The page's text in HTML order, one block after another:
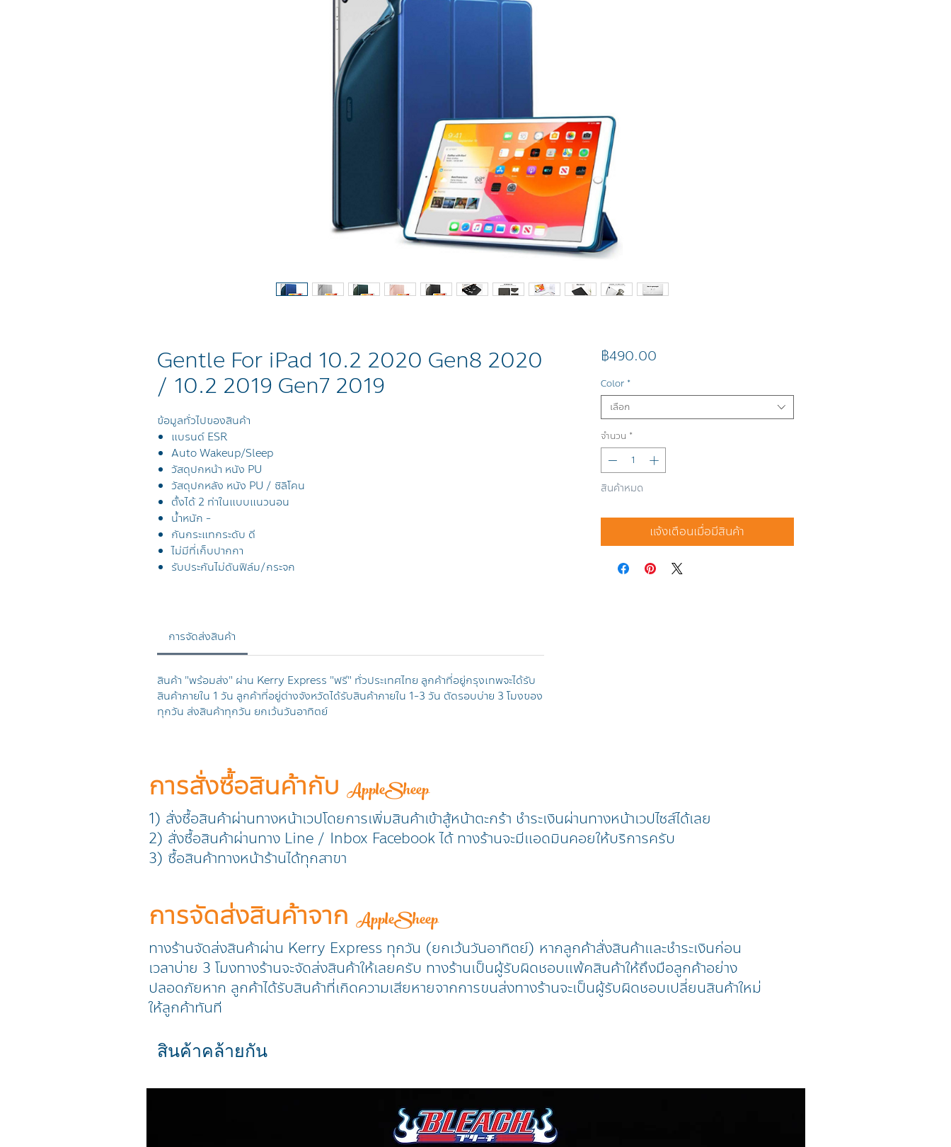
Gentle For iPad 10.2 2020 Gen8 2020
/ 10.2 2019 Gen7 2019
ข้อมูลทั่วไปของสินค้า
แบรนด์ ESR
Auto Wakeup/Sleep
วัสดุปกหน้า หนัง PU
วัสดุปกหลัง หนัง PU / ซิลิโคน
ตั้งได้ 2 ท่าในแบบแนวนอน
น้ำหนัก -
กันกระแทกระดับ ดี
ไม่มีที่เก็บปากกา
รับประกันไม่ดันฟิล์ม/กระจก
การจัดส่งสินค้า
สินค้า "พร้อมส่ง" ผ่าน Kerry Express "ฟรี" ทั่วประเทศไทย ลูกค้าที่อยู่กรุงเทพจะได้รับ
สินค้าภายใน 1 วัน ลูกค้าที่อยู่ต่างจังหวัดได้รับสินค้าภายใน 1-3 วัน ตัดรอบบ่าย 3 โมงของ
ทุกวัน ส่งสินค้าทุกวัน ยกเว้นวันอาทิตย์
฿490.00ราคา
Color *
เลือก
จำนวน *
สินค้าหมด
แจ้งเตือนเมื่อมีสินค้า
การสั่งซื้อสินค้ากับ AppleSheep
1) สั่งซื้อสินค้าผ่านทางหน้าเวปโดยการเพิ่มสินค้าเข้าสู้หน้าตะกร้า ชำระเงินผ่านทางหน้าเวปไซส์ได้เลย
2) สั่งซื้อสินค้าผ่านทาง Line / Inbox Facebook ได้ ทางร้านจะมีแอดมินคอยให้บริการครับ
3) ซื้อสินค้าทางหน้าร้านได้ทุกสาขา
การจัดส่งสินค้าจาก AppleSheep
ทางร้านจัดส่งสินค้าผ่าน Kerry Express ทุกวัน (ยกเว้นวันอาทิตย์) หากลูกค้าสั่งสินค้าและชำระเงินก่อน
เวลาบ่าย 3 โมงทางร้านจะจัดส่งสินค้าให้เลยครับ ทางร้านเป็นผู้รับผิดชอบแพ้คสินค้าให้ถึงมือลูกค้าอย่าง
ปลอดภัยหาก ลูกค้าได้รับสินค้าที่เกิดความเสียหายจากการขนส่งทางร้านจะเป็นผู้รับผิดชอบเปลี่ยนสินค้าใหม่
ให้ลูกค้าทันที
สินค้าคล้ายกัน